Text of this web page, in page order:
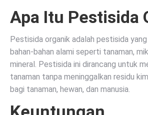
Apa Itu Pestisida
Pestisida organik adalah pestisida
bahan-bahan alami seperti tanaman,
mineral. Pestisida ini dirancang untuk
tanaman tanpa meninggalkan residu
bagi tanaman, hewan, dan manusia.